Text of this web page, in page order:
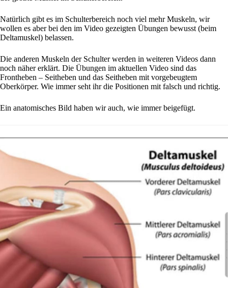
Natürlich gibt es im Schulterbereich noch viel mehr Muskeln, wir
wollen es aber bei den im Video gezeigten Übungen bewusst (beim
Deltamuskel) belassen.
Die anderen Muskeln der Schulter werden in weiteren Videos dann
noch näher erklärt. Die Übungen im aktuellen Video sind das
Frontheben – Seitheben und das Seitheben mit vorgebeugtem
Oberkörper. Wie immer seht ihr die Positionen mit falsch und richtig.
Ein anatomisches Bild haben wir auch, wie immer beigefügt.